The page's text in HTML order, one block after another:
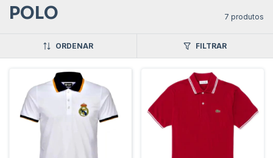
POLO 7 produtos
ORDENAR FILTRAR